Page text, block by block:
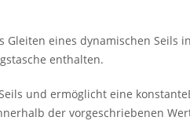
eines dynamischen
enthalten.
und ermöglicht eine
der vorgeschriebenen